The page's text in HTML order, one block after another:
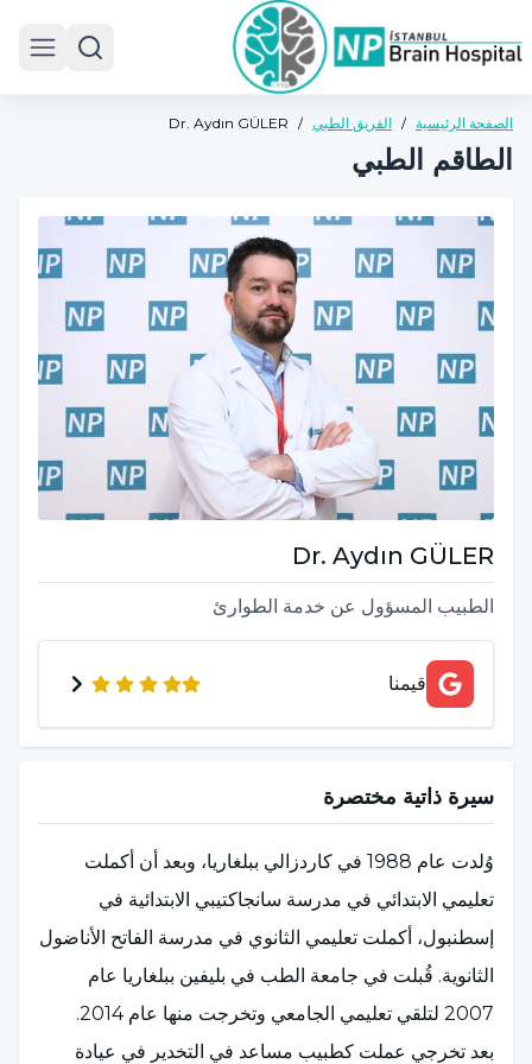
الصفحة الرئيسية / الفريق الطبي /
Dr. Aydın GÜLER
الطاقم الطبي
Dr. Aydın GÜLER
الطبيب المسؤول عن خدمة الطوارئ
قيمنا
سيرة ذاتية مختصرة
وُلدت عام 1988 في كاردزالي ببلغاريا، وبعد أن أكملت
تعليمي الابتدائي في مدرسة سانجاكتيبي الابتدائية في
إسطنبول، أكملت تعليمي الثانوي في مدرسة الفاتح الأناضول
الثانوية. قُبلت في جامعة الطب في بليفين ببلغاريا عام
2007 لتلقي تعليمي الجامعي وتخرجت منها عام 2014.
بعد تخرجي عملت كطبيب مساعد في التخدير في عيادة